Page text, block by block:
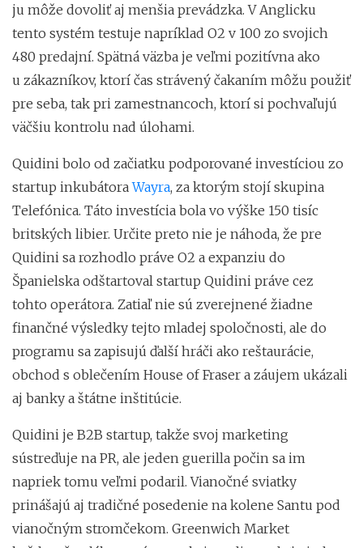
ju môže dovoliť aj menšia prevádzka. V Anglicku
tento systém testuje napríklad O2 v 100 zo svojich
480 predajní. Spätná väzba je veľmi pozitívna ako
u zákazníkov, ktorí čas strávený čakaním môžu použiť
pre seba, tak pri zamestnancoch, ktorí si pochvaľujú
väčšiu kontrolu nad úlohami.
Quidini bolo od začiatku podporované investíciou zo
startup inkubátoraWayra, za ktorým stojí skupina
Telefónica. Táto investícia bola vo výške 150 tisíc
britských libier. Určite preto nie je náhoda, že pre
Quidini sa rozhodlo práve O2 a expanziu do
Španielska odštartoval startup Quidini práve cez
tohto operátora. Zatiaľ nie sú zverejnené žiadne
finančné výsledky tejto mladej spoločnosti, ale do
programu sa zapisujú ďalší hráči ako reštaurácie,
obchod s oblečením House of Fraser a záujem ukázali
aj banky a štátne inštitúcie.
Quidini je B2B startup, takže svoj marketing
sústreďuje na PR, ale jeden guerilla počin sa im
napriek tomu veľmi podaril. Vianočné sviatky
prinášajú aj tradičné posedenie na kolene Santu pod
vianočným stromčekom. Greenwich Market